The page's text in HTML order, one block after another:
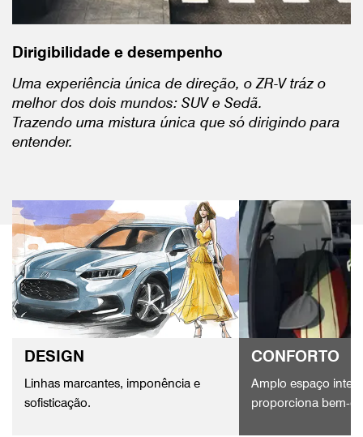
Dirigibilidade e desempenho
Uma experiência única de direção, o ZR-V tráz o
melhor dos dois mundos: SUV e Sedã.
Trazendo uma mistura única que só dirigindo para
entender.
DESIGN
Linhas marcantes, imponência e
sofisticação.
CONFORTO
Amplo espaço
proporciona bem-